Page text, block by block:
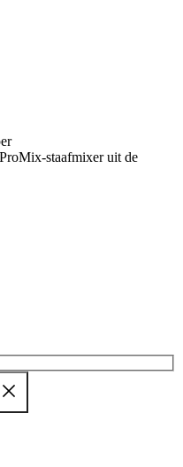
staafmixer uit de